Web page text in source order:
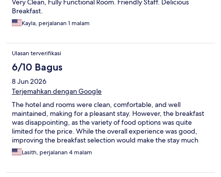
Very Clean, Fully Functional Room. Friendly Staff. Delicious
Breakfast.
Kayla, perjalanan 1 malam
Ulasan terverifikasi
6/10 Bagus
8 Jun 2026
Terjemahkan dengan Google
The hotel and rooms were clean, comfortable, and well
maintained, making for a pleasant stay. However, the breakfast
was disappointing, as the variety of food options was quite
limited for the price. While the overall experience was good,
improving the breakfast selection would make the stay much
better.Lasith, perjalanan 4 malam